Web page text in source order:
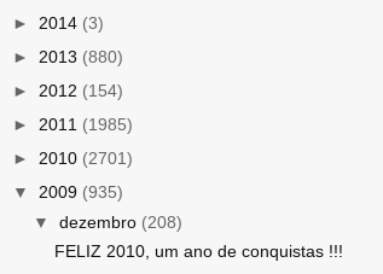
► 2014 (3)
► 2013 (880)
► 2012 (154)
► 2011 (1985)
► 2010 (2701)
▼ 2009 (935)
▼ dezembro (208)
FELIZ 2010, um ano de conquistas !!!